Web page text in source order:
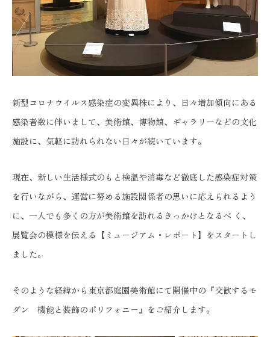
新型コロナウイルス感染症の変異株により、日々増加傾向にある
感染者数に伴いまして、美術館、博物館、ギャラリーなどの文化
施設に、気軽に訪れられない日々が続いています。
現在、新しい生活様式のもと検温や消毒など徹底した感染症対策
を行いながら、運営に努める施設関係者の思いに応えられるよう
に、一人でも多くの方が美術館を訪れるきっかけとなるべ く、
展覧会の模様を伝える【ミュージアム・レポート】をスタートし
ました。
そのような経緯から東京都庭園美術館にて開催中の『交歓するモ
ダン 機能と装飾のポリフォニー』をご紹介します。